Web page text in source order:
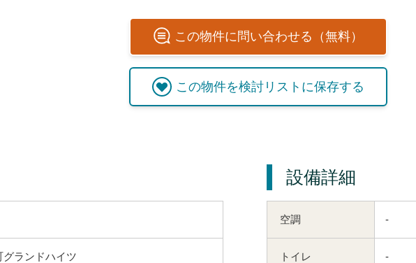
この物件に問い合わせる（無料）
この物件を検討リストに保存する
グランドハイツ
設備詳細
空調 -
トイレ -